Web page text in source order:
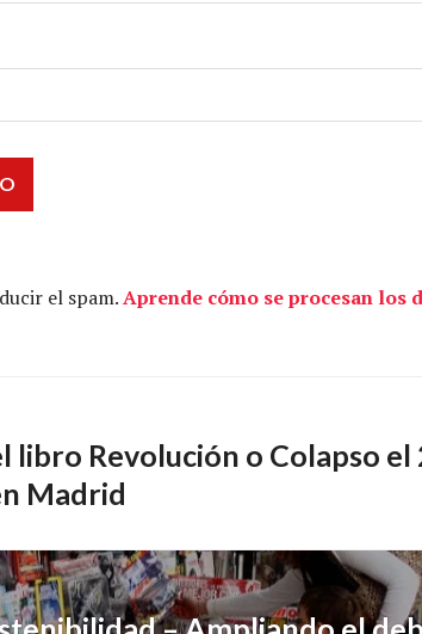
el spam.Aprende cómo se procesan los
libro Revolución o Colapso el
Madrid